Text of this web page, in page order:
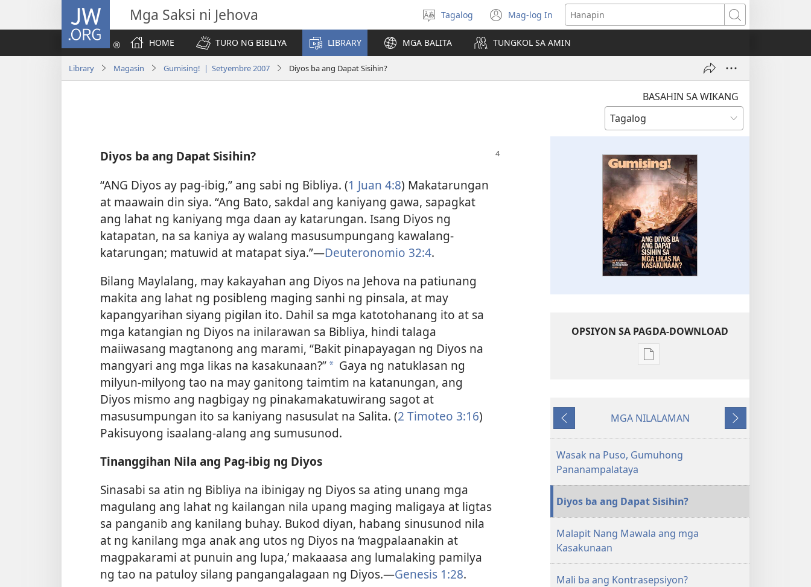
JW.ORG Mga Saksi ni Jehova
Pumili
ng
wika
Tagalog Mag-log In
(may
bubukas
na
bagong
Hanapin
HOME
TURO NG BIBLIYA LIBRARY MGA BALITA TUNGKOL SA AMIN
Library Magasin Gumising! | Setyembre 2007 Diyos ba ang Dapat Sisihin?
BASAHIN SA WIKANG
Diyos ba ang Dapat Sisihin?
“ANG Diyos ay pag-ibig,” ang sabi ng Bibliya. (1 Juan 4:8) Makatarungan
at maawain din siya. “Ang Bato, sakdal ang kaniyang gawa, sapagkat
ang lahat ng kaniyang mga daan ay katarungan. Isang Diyos ng
katapatan, na sa kaniya ay walang masusumpungang kawalang-
katarungan; matuwid at matapat siya.”​—Deuteronomio 32:4.
Bilang Maylalang, may kakayahan ang Diyos na Jehova na patiunang
makita ang lahat ng posibleng maging sanhi ng pinsala, at may
kapangyarihan siyang pigilan ito. Dahil sa mga katotohanang ito at sa
mga katangian ng Diyos na inilarawan sa Bibliya, hindi talaga
maiiwasang magtanong ang marami, “Bakit pinapayagan ng Diyos na
mangyari ang mga likas na kasakunaan?”* Gaya ng natuklasan ng
milyun-milyong tao na may ganitong taimtim na katanungan, ang
Diyos mismo ang nagbigay ng pinakamakatuwirang sagot at
masusumpungan ito sa kaniyang nasusulat na Salita. (2 Timoteo 3:16)
Pakisuyong isaalang-alang ang sumusunod.
Tinanggihan Nila ang Pag-ibig ng Diyos
Sinasabi sa atin ng Bibliya na ibinigay ng Diyos sa ating unang mga
magulang ang lahat ng kailangan nila upang maging maligaya at ligtas
sa panganib ang kanilang buhay. Bukod diyan, habang sinusunod nila
at ng kanilang mga anak ang utos ng Diyos na ‘magpalaanakin at
magpakarami at punuin ang lupa,’ makaaasa ang lumalaking pamilya
ng tao na patuloy silang pangangalagaan ng Diyos.​—Genesis 1:28.
OPSIYON SA PAGDA-DOWNLOAD
Opsiyon
ng
GUMISING!
Setyembre 2007
Nauna
MGA NILALAMAN
Susunod
Wasak na Puso, Gumuhong
Pananampalataya
Diyos ba ang Dapat Sisihin?
Malapit Nang Mawala ang mga
Kasakunaan
Mali ba ang Kontrasepsiyon?